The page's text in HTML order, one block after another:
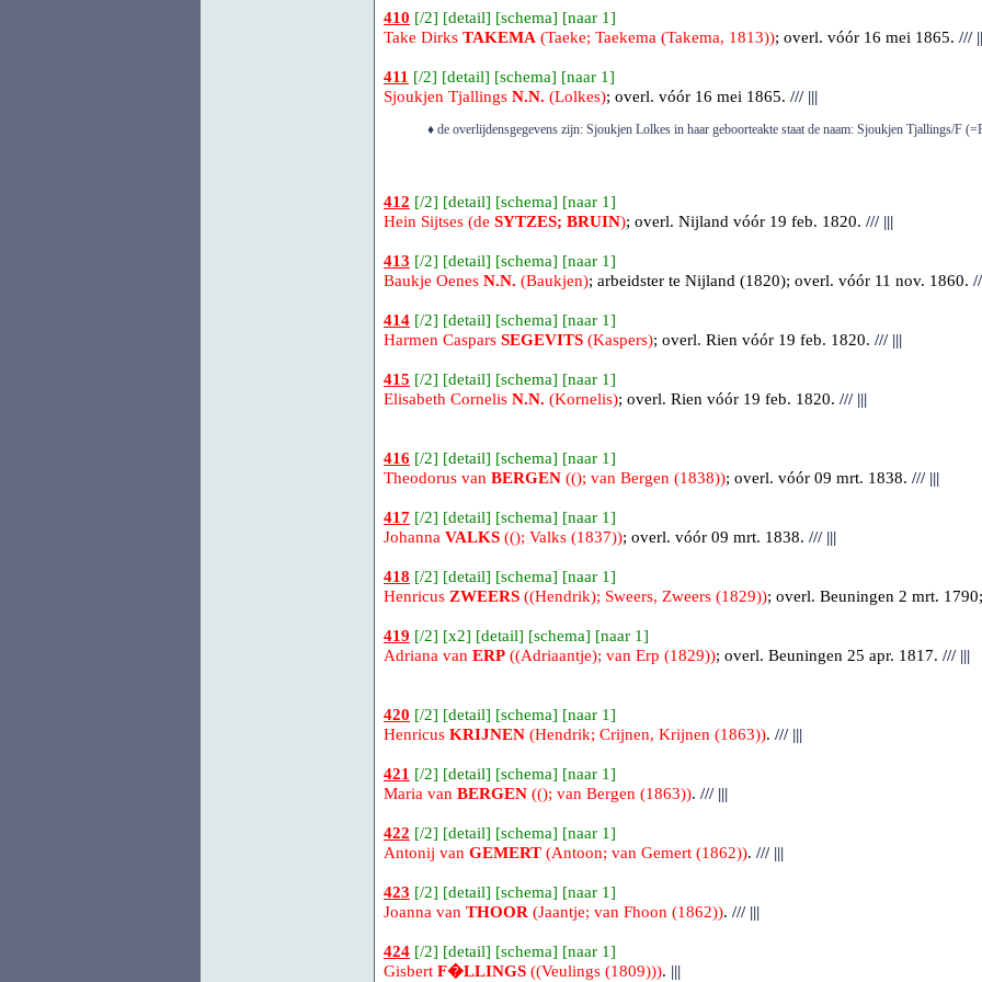
410 [/2] [detail] [schema] [naar 1]
Take Dirks TAKEMA (Taeke; Taekema (Takema, 1813)); overl. vóór 16 mei 1865. ///
411 [/2] [detail] [schema] [naar 1]
Sjoukjen Tjallings N.N. (Lolkes); overl. vóór 16 mei 1865. ///|||
♦ de overlijdensgegevens zijn: Sjoukjen Lolkes in haar geboorteakte staat de naam: Sjoukjen Tjallings/F
412 [/2] [detail] [schema] [naar 1]
Hein Sijtses (de SYTZES; BRUIN); overl. Nijland vóór 19 feb. 1820. ///|||
413 [/2] [detail] [schema] [naar 1]
Baukje Oenes N.N. (Baukjen); arbeidster te Nijland (1820); overl. vóór 11 nov. 1860.
414 [/2] [detail] [schema] [naar 1]
Harmen Caspars SEGEVITS (Kaspers); overl. Rien vóór 19 feb. 1820. ///|||
415 [/2] [detail] [schema] [naar 1]
Elisabeth Cornelis N.N. (Kornelis); overl. Rien vóór 19 feb. 1820. ///|||
416 [/2] [detail] [schema] [naar 1]
Theodorus van BERGEN ((); van Bergen (1838)); overl. vóór 09 mrt. 1838. ///|||
417 [/2] [detail] [schema] [naar 1]
Johanna VALKS ((); Valks (1837)); overl. vóór 09 mrt. 1838. ///|||
418 [/2] [detail] [schema] [naar 1]
Henricus ZWEERS ((Hendrik); Sweers, Zweers (1829)); overl. Beuningen 2 mrt.
419 [/2] [x2] [detail] [schema] [naar 1]
Adriana van ERP ((Adriaantje); van Erp (1829)); overl. Beuningen 25 apr. 1817. ///|||
420 [/2] [detail] [schema] [naar 1]
Henricus KRIJNEN (Hendrik; Crijnen, Krijnen (1863)). ///|||
421 [/2] [detail] [schema] [naar 1]
Maria van BERGEN ((); van Bergen (1863)). ///|||
422 [/2] [detail] [schema] [naar 1]
Antonij van GEMERT (Antoon; van Gemert (1862)). ///|||
423 [/2] [detail] [schema] [naar 1]
Joanna van THOOR (Jaantje; van Fhoon (1862)). ///|||
424 [/2] [detail] [schema] [naar 1]
Gisbert F�LLINGS ((Veulings (1809))). |||